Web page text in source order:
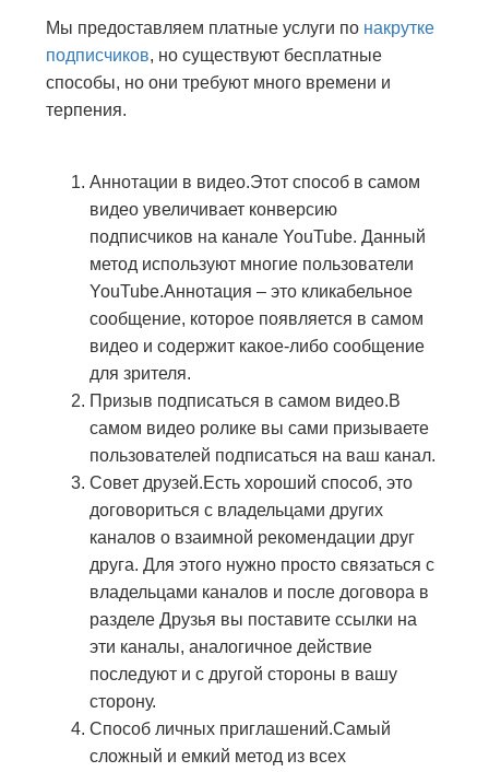
Мы предоставляем платные услуги по накрутке
подписчиков, но существуют бесплатные
способы, но они требуют много времени и
терпения.
Аннотации в видео.Этот способ в самом
видео увеличивает конверсию
подписчиков на канале YouTube. Данный
метод используют многие пользователи
YouTube.Аннотация – это кликабельное
сообщение, которое появляется в самом
видео и содержит какое-либо сообщение
для зрителя.
Призыв подписаться в самом видео.В
самом видео ролике вы сами призываете
пользователей подписаться на ваш канал.
Совет друзей.Есть хороший способ, это
договориться с владельцами других
каналов о взаимной рекомендации друг
друга. Для этого нужно просто связаться с
владельцами каналов и после договора в
разделе Друзья вы поставите ссылки на
эти каналы, аналогичное действие
последуют и с другой стороны в вашу
сторону.
Способ личных приглашений.Самый
сложный и емкий метод из всех